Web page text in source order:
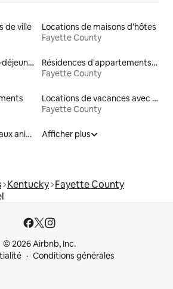
de ville
Locations de maisons d'hôtes
Fayette County
Locations avec petit-déjeuner
Résidences d'appartements en location
Fayette County
Locations de vacances avec piscine
Fayette County
Locations adaptées aux animaux
Afficher plus
Kentucky Fayette County
© 2026 Airbnb, Inc.
Conditions générales